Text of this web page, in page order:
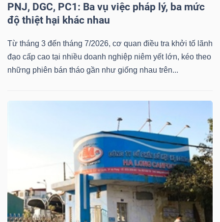
PNJ, DGC, PC1: Ba vụ việc pháp lý, ba mức
độ thiệt hại khác nhau
Từ tháng 3 đến tháng 7/2026, cơ quan điều tra khởi tố lãnh
đạo cấp cao tại nhiều doanh nghiệp niêm yết lớn, kéo theo
những phiên bán tháo gần như giống nhau trên...